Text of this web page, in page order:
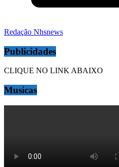
Redação Nhsnews
Publicidades
CLIQUE NO LINK ABAIXO
Musicas